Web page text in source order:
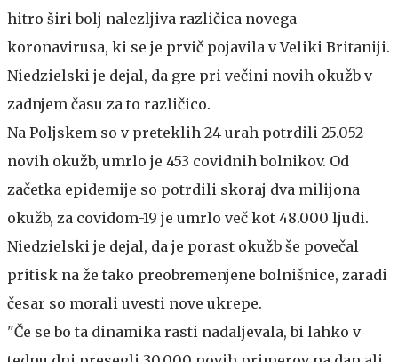
hitro širi bolj nalezljiva različica novega
koronavirusa, ki se je prvič pojavila v Veliki Britaniji.
Niedzielski je dejal, da gre pri večini novih okužb v
zadnjem času za to različico.
Na Poljskem so v preteklih 24 urah potrdili 25.052
novih okužb, umrlo je 453 covidnih bolnikov. Od
začetka epidemije so potrdili skoraj dva milijona
okužb, za covidom-19 je umrlo več kot 48.000 ljudi.
Niedzielski je dejal, da je porast okužb še povečal
pritisk na že tako preobremenjene bolnišnice, zaradi
česar so morali uvesti nove ukrepe.
"Če se bo ta dinamika rasti nadaljevala, bi lahko v